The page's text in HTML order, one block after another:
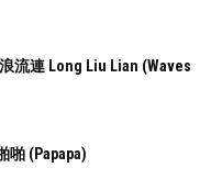
流連 Long Liu Lian (Waves
啪 (Papapa)